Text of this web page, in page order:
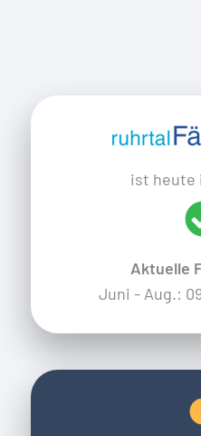
ist heute
Aktuelle
Juni - Aug.: